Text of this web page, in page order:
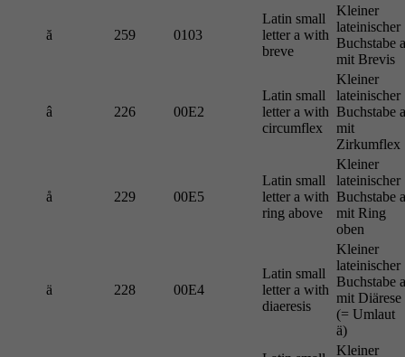
ă 259 0103
Latin small
letter a with
breve
Kleiner
lateinischer
Buchstabe a
mit Brevis
â 226 00E2
Latin small
letter a with
circumflex
Kleiner
lateinischer
Buchstabe a
mit
Zirkumflex
å 229 00E5
Latin small
letter a with
ring above
Kleiner
lateinischer
Buchstabe a
mit Ring
oben
ä 228 00E4
Latin small
letter a with
diaeresis
Kleiner
lateinischer
Buchstabe a
mit Diärese
(= Umlaut
ä)
Kleiner